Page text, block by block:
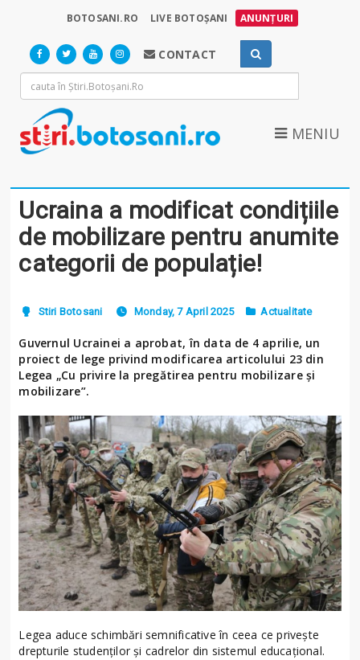
BOTOSANI.RO LIVE BOTOȘANI ANUNȚURI
CONTACT
MENIU
Ucraina a modificat condițiile
de mobilizare pentru anumite
categorii de populație!
Stiri Botosani Monday, 7 April 2025 Actualitate
Guvernul Ucrainei a aprobat, în data de 4 aprilie, un
proiect de lege privind modificarea articolului 23 din
Legea „Cu privire la pregătirea pentru mobilizare și
mobilizare”.
Legea aduce schimbări semnificative în ceea ce privește
drepturile studenților și cadrelor din sistemul educațional.